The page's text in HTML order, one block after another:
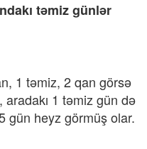
təmiz günlər
1 təmiz, 2 qan görsə
1 təmiz gün də
gün heyz görmüş olar.